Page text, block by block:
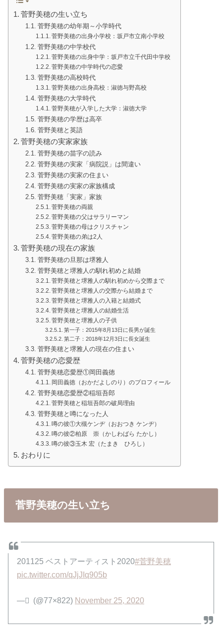
菅野美穂の生い立ち
菅野美穂の幼年期～小学時代
菅野美穂の出身小学校：坂戸市立南小学校
菅野美穂の中学校代
菅野美穂の出身中学：坂戸市立千代田中学校
菅野美穂の中学時代の恋愛
菅野美穂の高校時代
菅野美穂の出身高校：淑徳与野高校
菅野美穂の大学時代
菅野美穂が入学した大学：淑徳大学
菅野美穂の学歴は高卒
菅野美穂と英語
菅野美穂の実家家族
菅野美穂の苗字の読み
菅野美穂の実家「病院説」は間違い
菅野美穂の実家の住まい
菅野美穂の実家の家族構成
菅野美穂「実家」家族
菅野美穂の両親
菅野美穂の父はサラリーマン
菅野美穂の母はクリスチャン
菅野美穂の弟は2人
菅野美穂の現在の家族
菅野美穂の旦那は堺雅人
菅野美穂と堺雅人の馴れ初めと結婚
菅野美穂と堺雅人の馴れ初めから交際まで
菅野美穂と堺雅人の交際から結婚まで
菅野美穂と堺雅人の入籍と結婚式
菅野美穂と堺雅人の結婚生活
菅野美穂と堺雅人の子供
第一子：2015年8月13日に長男が誕生
第二子：2018年12月3日に長女誕生
菅野美穂と堺雅人の現在の住まい
菅野美穂の恋愛歴
菅野美穂恋愛歴①岡田義徳
岡田義徳（おかだよしのり）のプロフィール
菅野美穂恋愛歴②稲垣吾郎
菅野美穂と稲垣吾郎の破局理由
菅野美穂と噂になった人
噂の彼①大槻ケンヂ（おおつき ケンヂ）
噂の彼②柏原 崇（かしわばら たかし）
噂の彼③玉木 宏（たまき ひろし）
おわりに
菅野美穂の生い立ち
201125 ベストアーティスト2020#菅野美穂
pic.twitter.com/qJjJIq905b
— ً (@77×822) November 25, 2020